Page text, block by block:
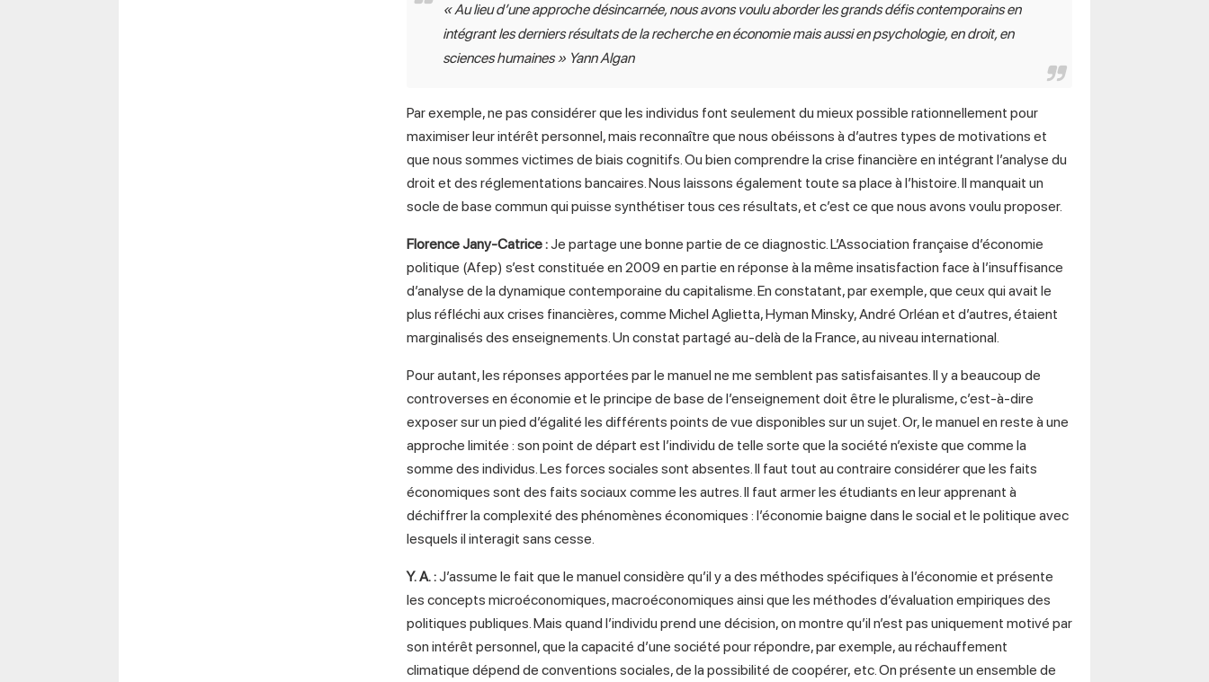
«Au lieu d’une approche désincarnée, nous avons voulu aborder les grands défis contemporains en
intégrant les derniers résultats de la recherche en économie mais aussi en psychologie, en droit, en
sciences humaines» Yann Algan
Par exemple, ne pas considérer que les individus font seulement du mieux possible rationnellement pour
maximiser leur intérêt personnel, mais reconnaître que nous obéissons à d’autres types de motivations et
que nous sommes victimes de biais cognitifs. Ou bien comprendre la crise financière en intégrant l’analyse du
droit et des réglementations bancaires. Nous laissons également toute sa place à l’histoire. Il manquait un
socle de base commun qui puisse synthétiser tous ces résultats, et c’est ce que nous avons voulu proposer.
Florence Jany-Catrice:Je partage une bonne partie de ce diagnostic. L’Association française d’économie
politique (Afep) s’est constituée en 2009 en partie en réponse à la même insatisfaction face à l’insuffisance
d’analyse de la dynamique contemporaine du capitalisme. En constatant, par exemple, que ceux qui avait le
plus réfléchi aux crises financières, comme Michel Aglietta, Hyman Minsky, André Orléan et d’autres, étaient
marginalisés des enseignements. Un constat partagé au-delà de la France, au niveau international.
Pour autant, les réponses apportées par le manuel ne me semblent pas satisfaisantes. Il y a beaucoup de
controverses en économie et le principe de base de l’enseignement doit être le pluralisme, c’est-à-dire
exposer sur un pied d’égalité les différents points de vue disponibles sur un sujet. Or, le manuel en reste à une
approche limitée : son point de départ est l’individu de telle sorte que la société n’existe que comme la
somme des individus. Les forces sociales sont absentes. Il faut tout au contraire considérer que les faits
économiques sont des faits sociaux comme les autres. Il faut armer les étudiants en leur apprenant à
déchiffrer la complexité des phénomènes économiques : l’économie baigne dans le social et le politique avec
lesquels il interagit sans cesse.
Y. A.:J’assume le fait que le manuel considère qu’il y a des méthodes spécifiques à l’économie et présente
les concepts microéconomiques, macroéconomiques ainsi que les méthodes d’évaluation empiriques des
politiques publiques. Mais quand l’individu prend une décision, on montre qu’il n’est pas uniquement motivé par
son intérêt personnel, que la capacité d’une société pour répondre, par exemple, au réchauffement
climatique dépend de conventions sociales, de la possibilité de coopérer, etc. On présente un ensemble de